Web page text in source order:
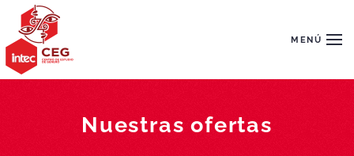
Skip to main content MENÚ
Nuestras ofertas